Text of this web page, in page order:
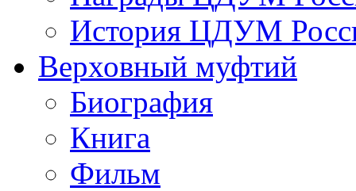
История ЦДУМ
Верховный муфтий
Биография
Книга
Фильм